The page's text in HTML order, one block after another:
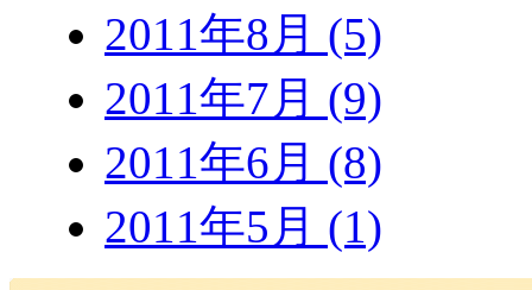
2011年8月 (5)
2011年7月 (9)
2011年6月 (8)
2011年5月 (1)